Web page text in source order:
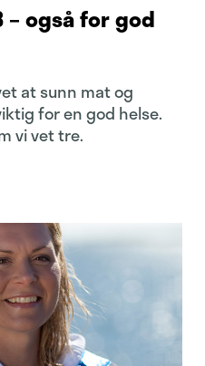
– også for god
at sunn mat og
for en god helse.
vi vet tre.